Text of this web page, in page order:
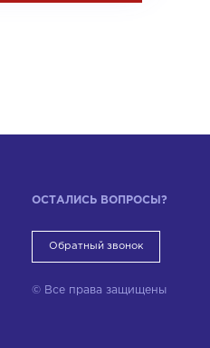
ОСТАЛИСЬ ВОПРОСЫ?
Обратный звонок
© Все права защищены